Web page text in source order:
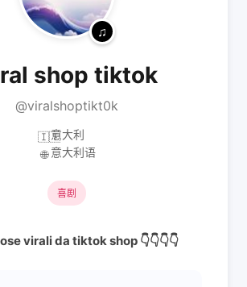
shop tiktok
@viralshoptikt0k
🇮🇹意大利
🌐 意大利语
喜剧
virali da tiktok shop 👇👇👇👇